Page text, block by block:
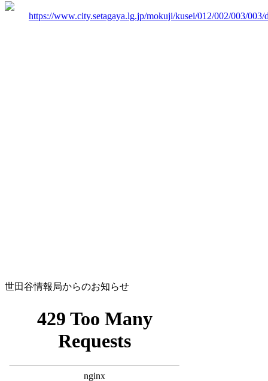
https://www.city.setagaya.lg.jp/mokuji/kusei/012/002/003/003/
世田谷情報局からのお知らせ